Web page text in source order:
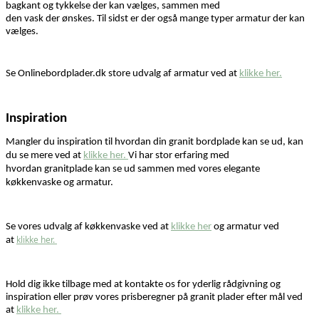
bagkant og tykkelse der kan vælges, sammen med
den vask der ønskes. Til sidst er der også mange typer armatur der kan
vælges.
Se Onlinebordplader.dk store udvalg af armatur ved at klikke her.
Inspiration
Mangler du inspiration til hvordan din granit bordplade kan se ud, kan
du se mere ved at klikke her. Vi har stor erfaring med
hvordan granitplade kan se ud sammen med vores elegante
køkkenvaske og armatur.
Se vores udvalg af køkkenvaske ved at klikke her og armatur ved
at klikke her.
Hold dig ikke tilbage med at kontakte os for yderlig rådgivning og
inspiration eller prøv vores prisberegner på granit plader efter mål ved
at klikke her.